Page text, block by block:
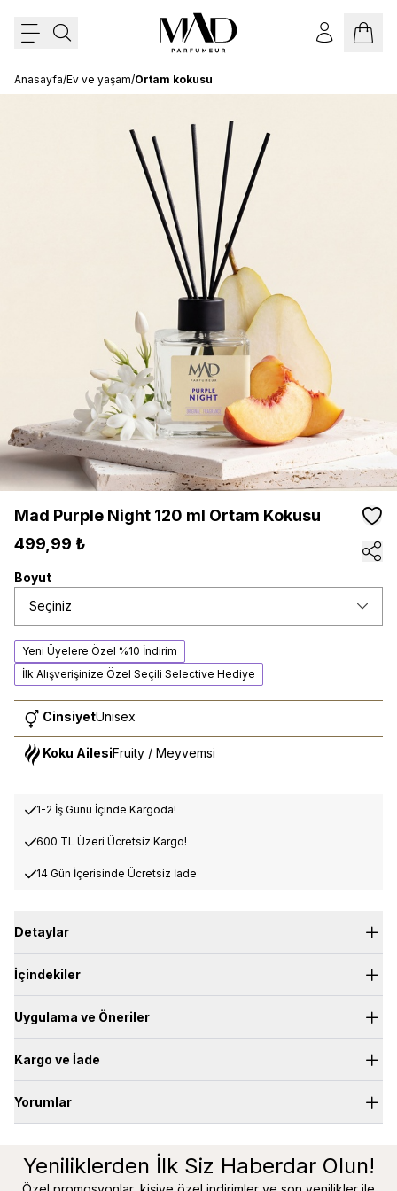
Anasayfa/Ev ve yaşam/Ortam kokusu
Mad Purple Night 120 ml Ortam Kokusu
499,99 ₺
Boyut
Seçiniz
Yeni Üyelere Özel %10 İndirim
İlk Alışverişinize Özel Seçili Selective Hediye
CinsiyetUnisex
Koku AilesiFruity / Meyvemsi
1-2 İş Günü İçinde Kargoda!
600 TL Üzeri Ücretsiz Kargo!
14 Gün İçerisinde Ücretsiz İade
Detaylar
Kalp Nota:
Çiçeği, Yasemin
Dip Nota:Misk, Kehribar, Vanilya
İçindekiler
Uygulama ve Öneriler
Kargo ve İade
600 TL üzerindeki siparişlerde ücretsiz standart kargo
600 TL altında 79,90 TL standart kargo ücreti
İade ve Değişim Koşulları
Yorumlar
Yeniliklerden İlk Siz Haberdar Olun!